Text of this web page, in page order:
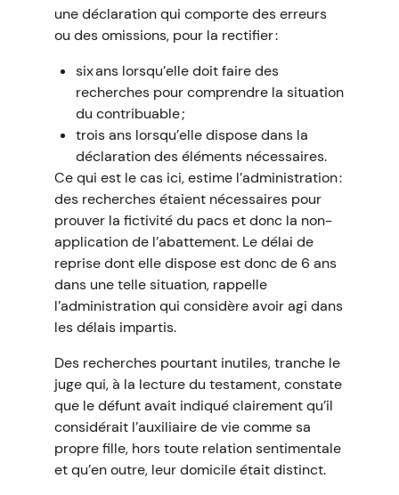
une déclaration qui comporte des erreurs
ou des omissions, pour la rectifier :
six ans lorsqu’elle doit faire des
recherches pour comprendre la situation
du contribuable ;
trois ans lorsqu’elle dispose dans la
déclaration des éléments nécessaires.
Ce qui est le cas ici, estime l’administration :
des recherches étaient nécessaires pour
prouver la fictivité du pacs et donc la non-
application de l’abattement. Le délai de
reprise dont elle dispose est donc de 6 ans
dans une telle situation, rappelle
l’administration qui considère avoir agi dans
les délais impartis.
Des recherches pourtant inutiles, tranche le
juge qui, à la lecture du testament, constate
que le défunt avait indiqué clairement qu’il
considérait l’auxiliaire de vie comme sa
propre fille, hors toute relation sentimentale
et qu’en outre, leur domicile était distinct.